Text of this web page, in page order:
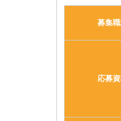
募集
応募